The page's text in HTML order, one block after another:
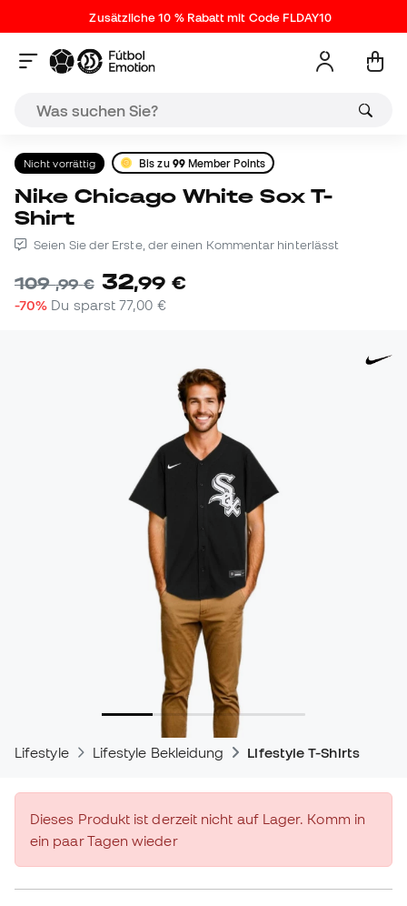
Zusätzliche 10 % Rabatt mit Code FLDAY10
Nicht vorrättig Bis zu 99Member Points
Nike Chicago White Sox T-
Shirt
Seien Sie der Erste, der einen Kommentar hinterlässt
109,99 € 32,99 €
-70% Du sparst77,00 €
Lifestyle Lifestyle Bekleidung Lifestyle T-Shirts
Dieses Produkt ist derzeit nicht auf Lager. Komm in
ein paar Tagen wieder